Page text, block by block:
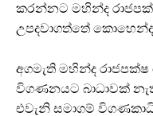
කරන්නට මහින්ද
උපදවාගත්තේ
අගමැති මහින්ද
විගණනයට බාධාවක්
එවැනි සමාගම්